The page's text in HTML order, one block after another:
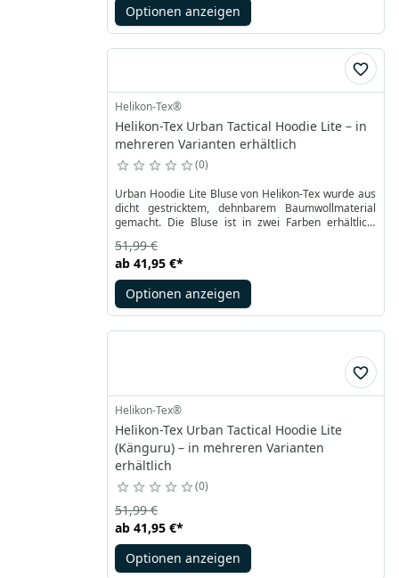
Optionen anzeigen
Helikon-Tex®
Helikon-Tex Urban Tactical Hoodie Lite – in
mehreren Varianten erhältlich
0
Urban Hoodie Lite Bluse von Helikon-Tex wurde aus
dicht gestricktem, dehnbarem Baumwollmaterial
gemacht. Die Bluse ist in zwei Farben erhältlich:
Reißverschluss und Kapuze hat eine klassische,
geräumige Vordertasche, die durch die Haupttasche
von YKK in zwei Hälften geteilt wird, und eine
integrierte Netztasche mit Reißverschluss, die
rechts integriert ist.
ab 41,95 €*
51,99 €
Optionen anzeigen
Helikon-Tex®
Helikon-Tex Urban Tactical Hoodie Lite
(Känguru) – in mehreren Varianten
erhältlich
0
ab 41,95 €*
51,99 €
Optionen anzeigen